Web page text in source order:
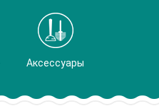
Аксессуары